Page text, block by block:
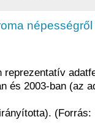
népességről
és 2003-ban (az
(Forrás: